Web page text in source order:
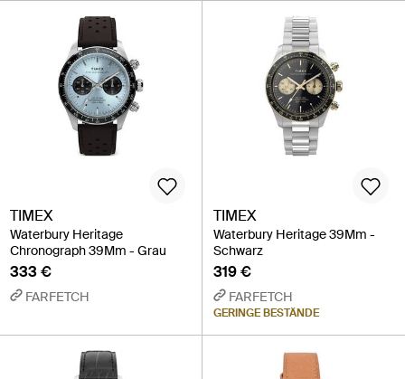
TIMEX
Waterbury Heritage
Chronograph 39Mm - Grau
333 €
FARFETCH
TIMEX
Waterbury Heritage 39Mm -
Schwarz
319 €
FARFETCH
GERINGE BESTÄNDE